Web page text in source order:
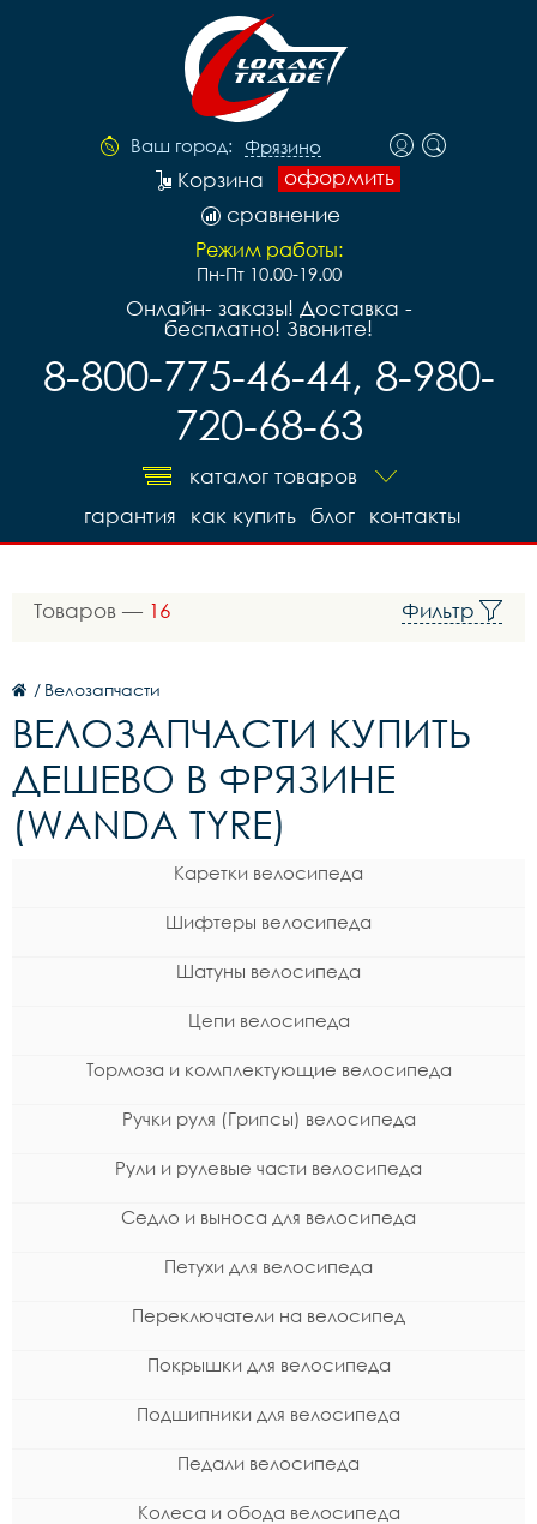
Ваш город: Фрязино
оформить
Корзина
сравнение
Режим работы:
Пн-Пт 10.00-19.00
Онлайн- заказы! Доставка -
бесплатно! Звоните!
8-800-775-46-44, 8-980-
720-68-63
каталог товаров
контакты
блог
как купить
гарантия
Товаров — 16 Фильтр
/ Велозапчасти
ВЕЛОЗАПЧАСТИ КУПИТЬ
ДЕШЕВО В ФРЯЗИНЕ
(WANDA TYRE)
Каретки велосипеда
Шифтеры велосипеда
Шатуны велосипеда
Цепи велосипеда
Тормоза и комплектующие велосипеда
Ручки руля (Грипсы) велосипеда
Рули и рулевые части велосипеда
Седло и выноса для велосипеда
Петухи для велосипеда
Переключатели на велосипед
Покрышки для велосипеда
Подшипники для велосипеда
Педали велосипеда
Колеса и обода велосипеда